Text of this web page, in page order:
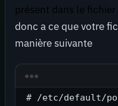
présent dans le
donc a ce que votre
manière suivante
# /etc/default/